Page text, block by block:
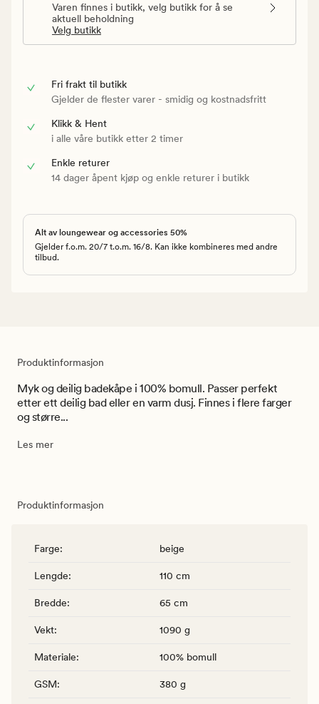
Varen finnes i butikk, velg butikk for å se
aktuell beholdning
Velg butikk
Fri frakt til butikk
Gjelder de flester varer - smidig og kostnadsfritt
Klikk & Hent
i alle våre butikk etter 2 timer
Enkle returer
14 dager åpent kjøp og enkle returer i butikk
Alt av loungewear og accessories 50%
Gjelder f.o.m. 20/7 t.o.m. 16/8. Kan ikke kombineres med andre
tilbud.
Produktinformasjon
Myk og deilig badekåpe i 100% bomull. Passer perfekt
etter ett deilig bad eller en varm dusj. Finnes i flere farger
og større...
Les mer
Produktinformasjon
Farge: beige
Lengde: 110 cm
Bredde: 65 cm
Vekt: 1090 g
Materiale: 100% bomull
GSM: 380 g